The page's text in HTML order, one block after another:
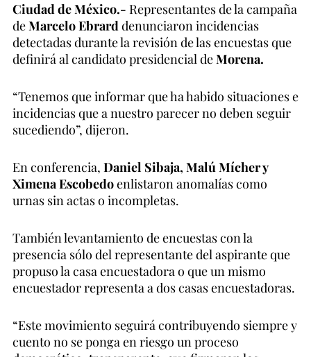
Ciudad de México.- Representantes de la campaña
deMarcelo Ebrarddenunciaron incidencias
detectadas durante la revisión de las encuestas que
definirá al candidato presidencial deMorena.
“Tenemos que informar que ha habido situaciones e
incidencias que a nuestro parecer no deben seguir
sucediendo”, dijeron.
En conferencia, Daniel Sibaja, Malú Mícher y
Ximena Escobedoenlistaron anomalías como
urnas sin actas o incompletas.
También levantamiento de encuestas con la
presencia sólo del representante del aspirante que
propuso la casa encuestadora o que un mismo
encuestador representa a dos casas encuestadoras.
“Este movimiento seguirá contribuyendo siempre y
cuento no se ponga en riesgo un proceso